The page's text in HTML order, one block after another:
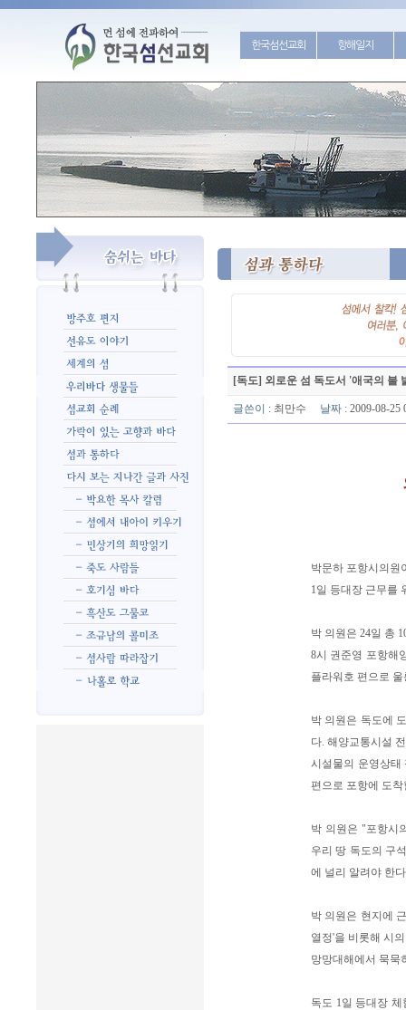
한국섬선교회 항해일지
[독도] 외로운 섬 독도서 '애국의 불
글쓴이 : 최만수 날짜: 2009-08-
박문하 포항시의원
1일 등대장 근무를
박 의원은 24일 총
8시 권준영 포항해
플라워호 편으로
박 의원은 독도에
다. 해양교통시설
시설물의 운영상태
편으로 포항에 도
박 의원은 "포항시
우리 땅 독도의 구
에 널리 알려야 한
박 의원은 현지에
열정'을 비롯해 시
망망대해에서 묵묵
독도 1일 등대장